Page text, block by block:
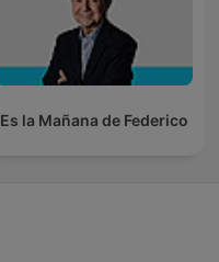
Es la Mañana de Federico